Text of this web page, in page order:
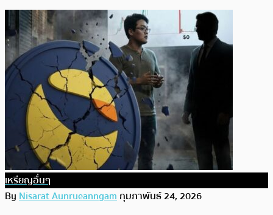
เหรียญอื่นๆ
ByNisarat Aunrueanngamกุมภาพันธ์ 24, 2026